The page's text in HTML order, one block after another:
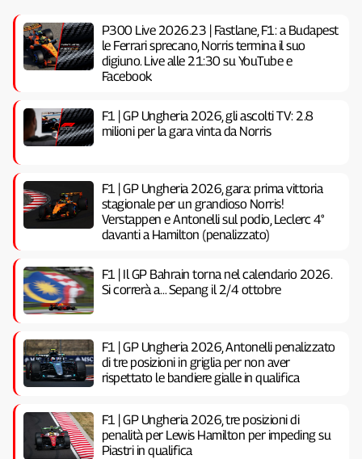
P300 Live 2026.23 | Fastlane, F1: a Budapest
le Ferrari sprecano, Norris termina il suo
digiuno. Live alle 21:30 su YouTube e
Facebook
F1 | GP Ungheria 2026, gli ascolti TV: 2.8
milioni per la gara vinta da Norris
F1 | GP Ungheria 2026, gara: prima vittoria
stagionale per un grandioso Norris!
Verstappen e Antonelli sul podio, Leclerc 4°
davanti a Hamilton (penalizzato)
F1 | Il GP Bahrain torna nel calendario 2026.
Si correrà a… Sepang il 2/4 ottobre
F1 | GP Ungheria 2026, Antonelli penalizzato
di tre posizioni in griglia per non aver
rispettato le bandiere gialle in qualifica
F1 | GP Ungheria 2026, tre posizioni di
penalità per Lewis Hamilton per impeding su
Piastri in qualifica